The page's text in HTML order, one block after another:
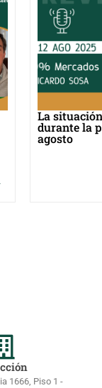
La
durante la
agosto
1666, Piso 1 -